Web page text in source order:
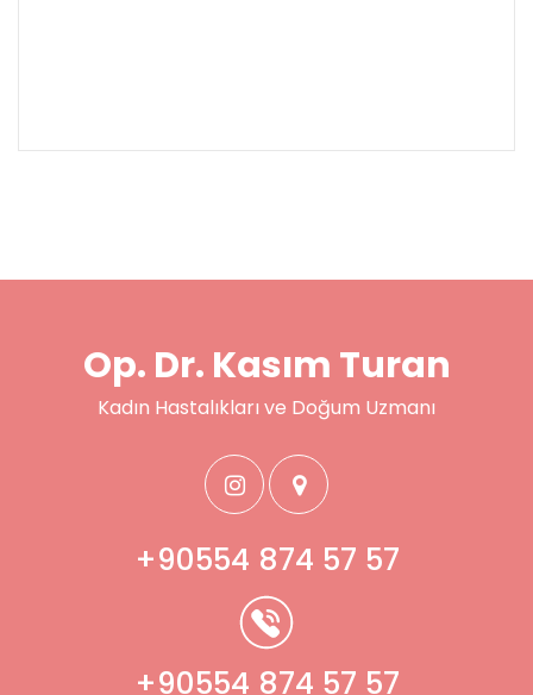
Op. Dr. Kasım Turan
Kadın Hastalıkları ve Doğum Uzmanı
+90554 874 57 57
+90554 874 57 57